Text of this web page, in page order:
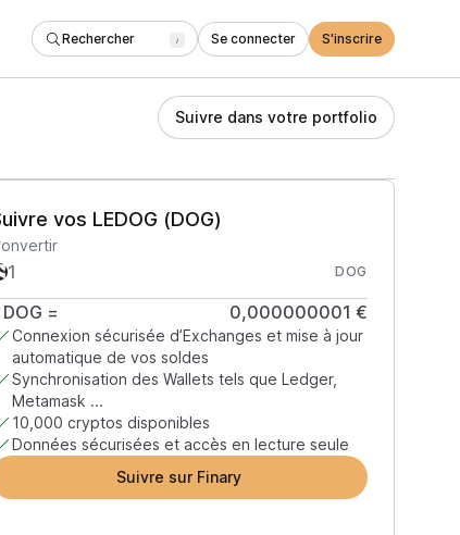
Rechercher / Se connecter S'inscrire
Suivre dans votre portfolio
vos LEDOG (DOG)
DOG
DOG = 0,000000001 €
Connexion sécurisée d’Exchanges et mise à jour
automatique de vos soldes
Synchronisation des Wallets tels que Ledger,
Metamask ...
10,000 cryptos disponibles
Données sécurisées et accès en lecture seule
Suivre sur Finary